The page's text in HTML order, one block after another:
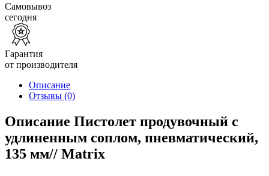
Самовывоз
сегодня
Гарантия
от производителя
Описание
Отзывы (0)
Описание Пистолет продувочный с
удлиненным соплом, пневматический,
135 мм// Matrix